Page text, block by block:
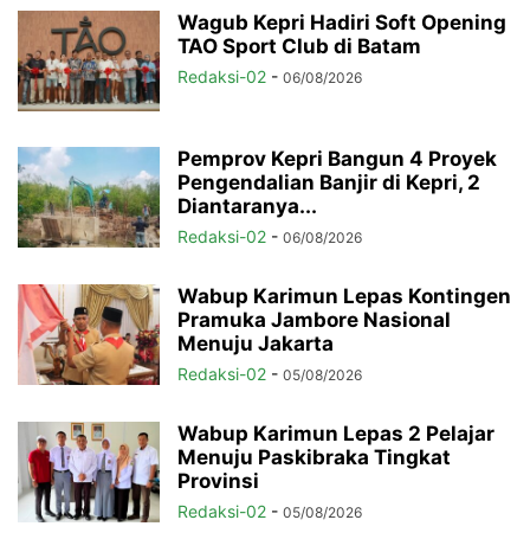
Wagub Kepri Hadiri Soft Opening
TAO Sport Club di Batam
Redaksi-02 - 06/08/2026
Pemprov Kepri Bangun 4 Proyek
Pengendalian Banjir di Kepri, 2
Diantaranya...
Redaksi-02 - 06/08/2026
Wabup Karimun Lepas Kontingen
Pramuka Jambore Nasional
Menuju Jakarta
Redaksi-02 - 05/08/2026
Wabup Karimun Lepas 2 Pelajar
Menuju Paskibraka Tingkat
Provinsi
Redaksi-02 - 05/08/2026